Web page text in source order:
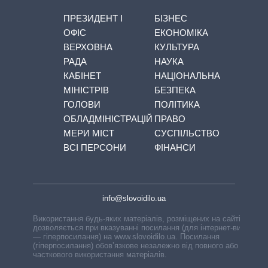
ПРЕЗИДЕНТ І
ОФІС
ВЕРХОВНА
РАДА
КАБІНЕТ
МІНІСТРІВ
ГОЛОВИ
ОБЛАДМІНІСТРАЦІЙ
МЕРИ МІСТ
ВСІ ПЕРСОНИ
БІЗНЕС
ЕКОНОМІКА
КУЛЬТУРА
НАУКА
НАЦІОНАЛЬНА
БЕЗПЕКА
ПОЛІТИКА
ПРАВО
СУСПІЛЬСТВО
ФІНАНСИ
info@slovoidilo.ua
Використання будь-яких матеріалів, розміщених на сайті,
дозволяється при вказуванні посилання (для інтернет-видань
— гіперпосилання) на www.slovoidilo.ua. Посилання
(гіперпосилання) обов’язкове незалежно від повного або
часткового використання матеріалів.